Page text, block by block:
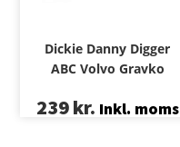
Dickie Danny Digger
ABC Volvo Gravko
239kr. Inkl. moms